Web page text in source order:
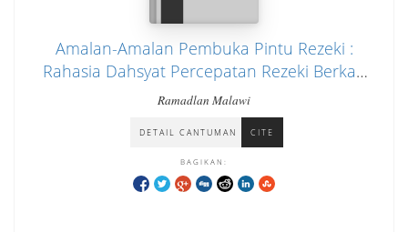
Amalan-Amalan Pembuka Pintu Rezeki :
Rahasia Dahsyat Percepatan Rezeki Berkah
Melimpah
Ramadlan Malawi
DETAIL CANTUMAN CITE
BAGIKAN: